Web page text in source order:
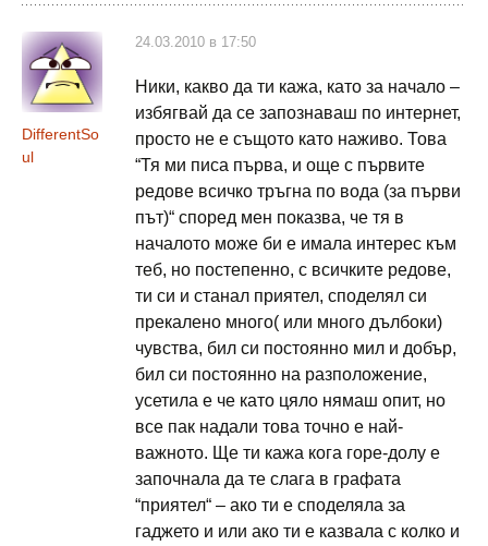
DifferentSo
ul
24.03.2010 в 17:50
Ники, какво да ти кажа, като за начало –
избягвай да се запознаваш по интернет,
просто не е същото като наживо. Това
“Тя ми писа първа, и още с първите
редове всичко тръгна по вода (за първи
път)“ според мен показва, че тя в
началото може би е имала интерес към
теб, но постепенно, с всичките редове,
ти си и станал приятел, споделял си
прекалено много( или много дълбоки)
чувства, бил си постоянно мил и добър,
бил си постоянно на разположение,
усетила е че като цяло нямаш опит, но
все пак надали това точно е най-
важното. Ще ти кажа кога горе-долу е
започнала да те слага в графата
“приятел“ – ако ти е споделяла за
гаджето и или ако ти е казвала с колко и